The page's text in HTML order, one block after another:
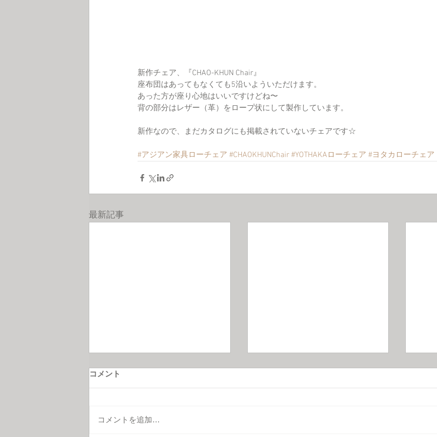
新作チェア、『CHAO-KHUN Chair』
座布団はあってもなくても5沿いよういただけます。
あった方が座り心地はいいですけどね〜
背の部分はレザー（革）をロープ状にして製作しています。
新作なので、まだカタログにも掲載されていないチェアです☆
#アジアン家具ローチェア #CHAOKHUNChair #YOTHAKAローチェア #ヨタカローチェア
最新記事
コメント
コメントを追加…